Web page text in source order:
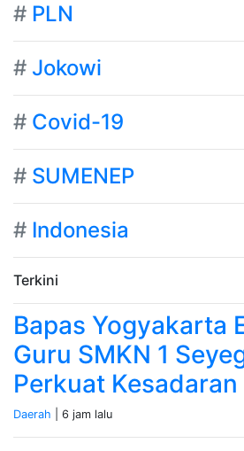
# PLN
# Jokowi
# Covid-19
# SUMENEP
# Indonesia
Terkini
Bapas Yogyakarta
Guru SMKN 1
Perkuat
Daerah | 6 jam lalu